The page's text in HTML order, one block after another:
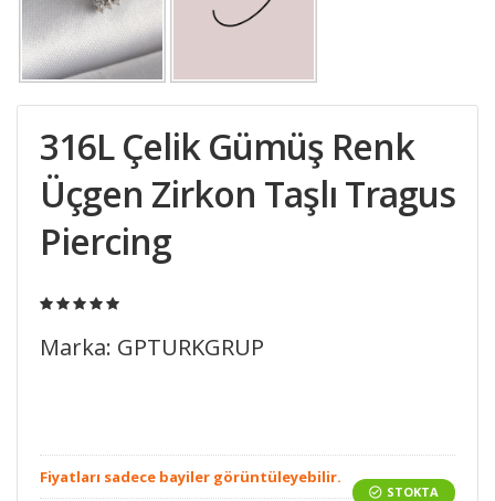
316L Çelik Gümüş Renk
Üçgen Zirkon Taşlı Tragus
Piercing
Marka: GPTURKGRUP
Fiyatları sadece bayiler görüntüleyebilir.
STOKTA